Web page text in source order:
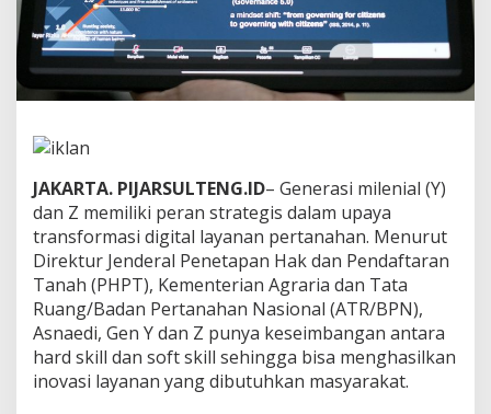
a
t
e
g
l
a
m
T
r
a
n
s
o
r
JAKARTA. PIJARSULTENG.ID– Generasi milenial (Y)
dan Z memiliki peran strategis dalam upaya
transformasi digital layanan pertanahan. Menurut
Direktur Jenderal Penetapan Hak dan Pendaftaran
Tanah (PHPT), Kementerian Agraria dan Tata
Ruang/Badan Pertanahan Nasional (ATR/BPN),
Asnaedi, Gen Y dan Z punya keseimbangan antara
hard skill dan soft skill sehingga bisa menghasilkan
inovasi layanan yang dibutuhkan masyarakat.